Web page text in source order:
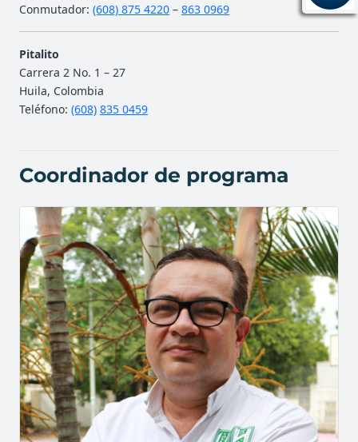
Conmutador: (608) 875 4220 – 863 0969
Pitalito
Carrera 2 No. 1 – 27
Huila, Colombia
Teléfono: (608) 835 0459
Coordinador de programa